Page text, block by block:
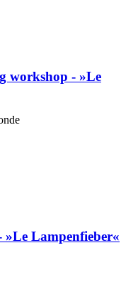
workshop - »Le
»Le Lampenfieber«